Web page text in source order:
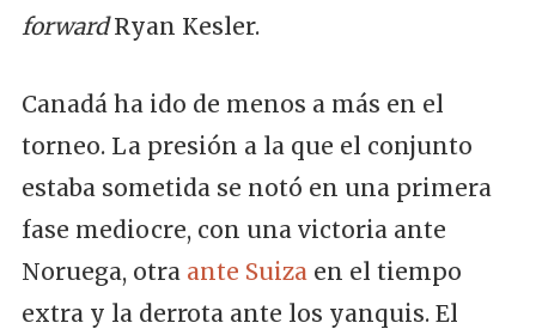
forwardRyan Kesler.
Canadá ha ido de menos a más en el
torneo. La presión a la que el conjunto
estaba sometida se notó en una primera
fase mediocre, con una victoria ante
Noruega, otra ante Suizaen el tiempo
extra y la derrota ante los yanquis. El